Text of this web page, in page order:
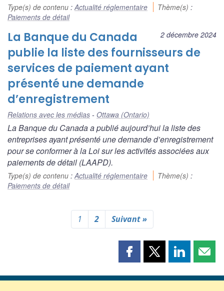
Type(s) de contenu : Actualité réglementaire Thème(s) :
Paiements de détail
2 décembre 2024
La Banque du Canada
publie la liste des fournisseurs de
services de paiement ayant
présenté une demande
d’enregistrement
Relations avec les médias Ottawa (Ontario)
La Banque du Canada a publié aujourd’hui la liste des
entreprises ayant présenté une demande d’enregistrement
pour se conformer à laLoi sur les activités associées aux
paiements de détail (LAAPD).
Type(s) de contenu : Actualité réglementaire Thème(s) :
Paiements de détail
1 2 Suivant »
Partager
page
Partager
page
Partager
page
page